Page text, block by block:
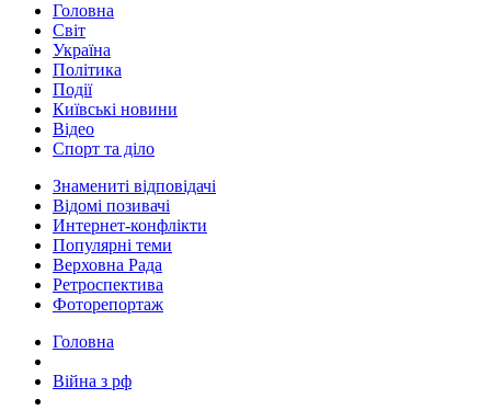
Головна
Світ
Україна
Політика
Події
Київські новини
Відео
Спорт та діло
Знамениті відповідачі
Відомі позивачі
Интернет-конфлікти
Популярні теми
Верховна Рада
Ретроспектива
Фоторепортаж
Головна
Війна з рф